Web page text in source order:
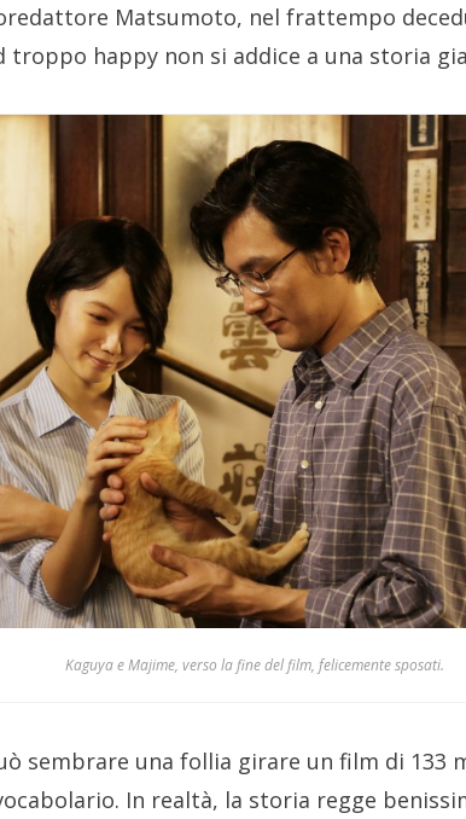
Matsumoto, nel frattempo
troppo happy non si addice a una storia
Kaguya e Majime, verso la fine del film, felicemente sposati.
sembrare una follia girare un film di 133
In realtà, la storia regge